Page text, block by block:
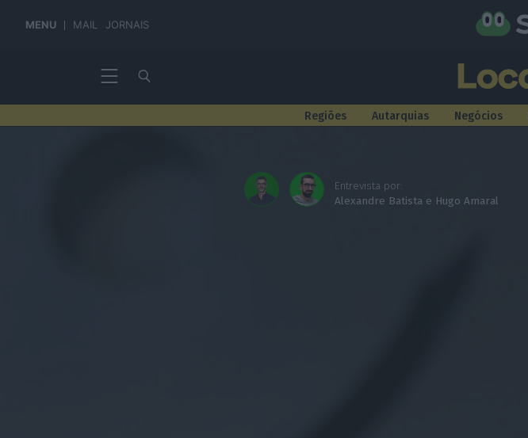
MENU MAIL JORNAIS
Regiões Autarquias Negócios
Entrevista por:
Alexandre Batista e Hugo Amaral